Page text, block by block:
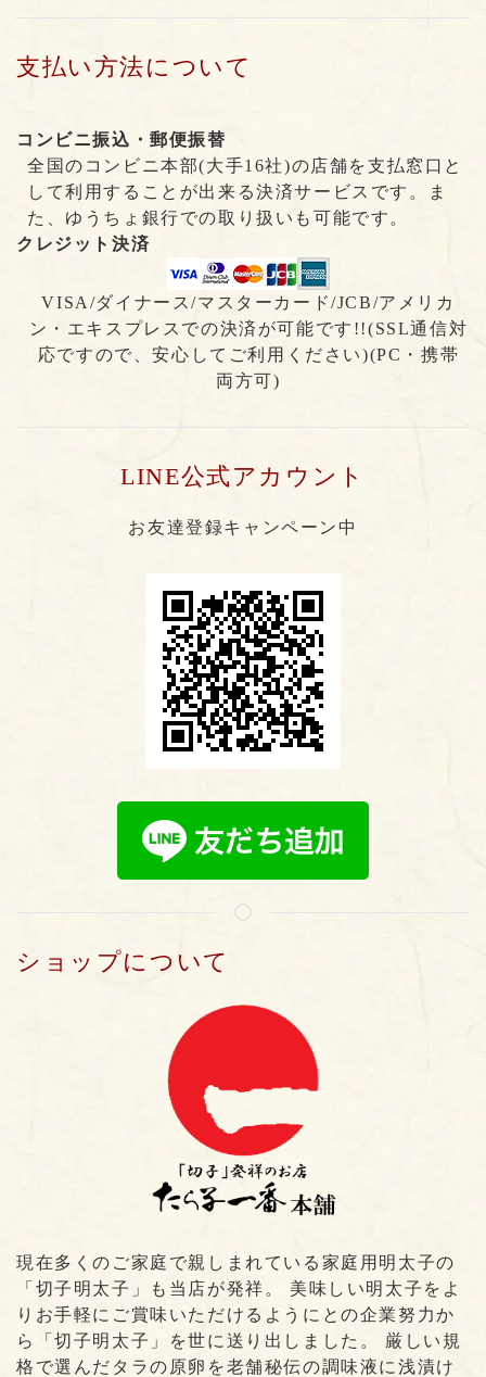
支払い方法について
コンビニ振込・郵便振替
全国のコンビニ本部(大手16社)の店舗を支払窓口と
して利用することが出来る決済サービスです。ま
た、ゆうちょ銀行での取り扱いも可能です。
クレジット決済
VISA/ダイナース/マスターカード/JCB/アメリカ
ン・エキスプレスでの決済が可能です!!(SSL通信対
応ですので、安心してご利用ください)(PC・携帯
両方可)
LINE公式アカウント
お友達登録キャンペーン中
ショップについて
現在多くのご家庭で親しまれている家庭用明太子の
「切子明太子」も当店が発祥。 美味しい明太子をよ
りお手軽にご賞味いただけるようにとの企業努力か
ら「切子明太子」を世に送り出しました。 厳しい規
格で選んだタラの原卵を老舗秘伝の調味液に浅漬け